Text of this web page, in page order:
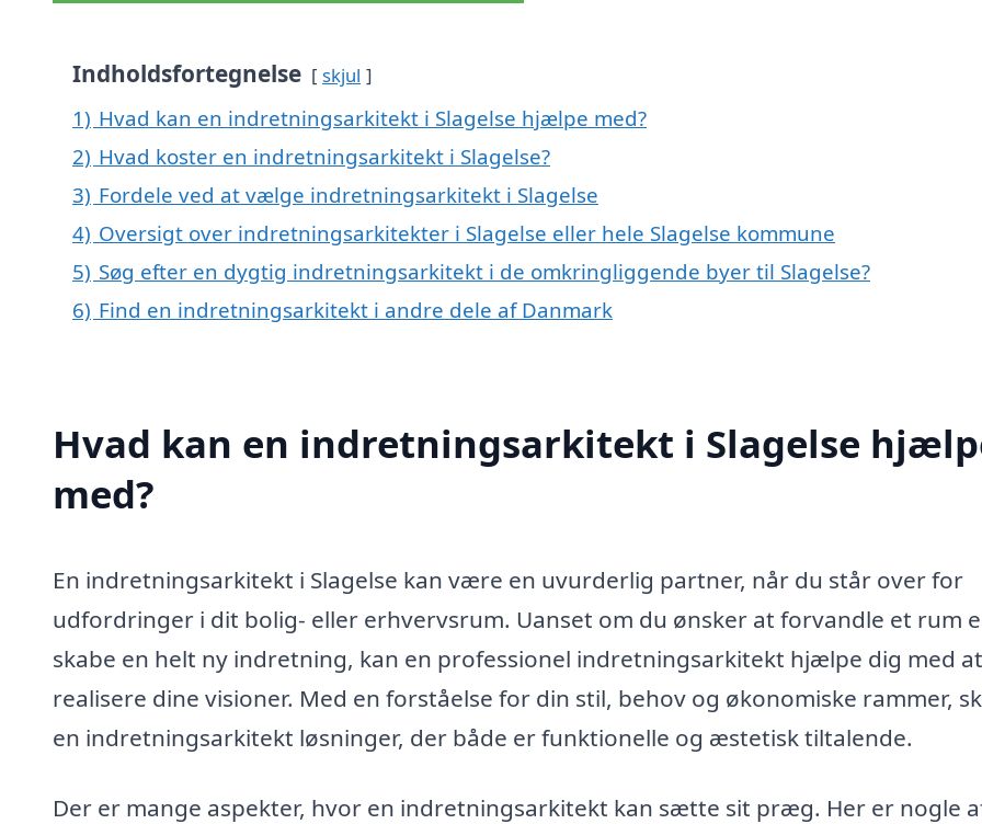
Indholdsfortegnelse skjul
1) Hvad kan en indretningsarkitekt i Slagelse hjælpe med?
2) Hvad koster en indretningsarkitekt i Slagelse?
3) Fordele ved at vælge indretningsarkitekt i Slagelse
4) Oversigt over indretningsarkitekter i Slagelse eller hele Slagelse kommune
5) Søg efter en dygtig indretningsarkitekt i de omkringliggende byer til Slagelse?
6) Find en indretningsarkitekt i andre dele af Danmark
Hvad kan en indretningsarkitekt i Slagelse
med?
En indretningsarkitekt i Slagelse kan være en uvurderlig partner, når du står over for
udfordringer i dit bolig- eller erhvervsrum. Uanset om du ønsker at forvandle et rum
skabe en helt ny indretning, kan en professionel indretningsarkitekt hjælpe dig med at
realisere dine visioner. Med en forståelse for din stil, behov og økonomiske rammer,
en indretningsarkitekt løsninger, der både er funktionelle og æstetisk tiltalende.
Der er mange aspekter, hvor en indretningsarkitekt kan sætte sit præg. Her er nogle